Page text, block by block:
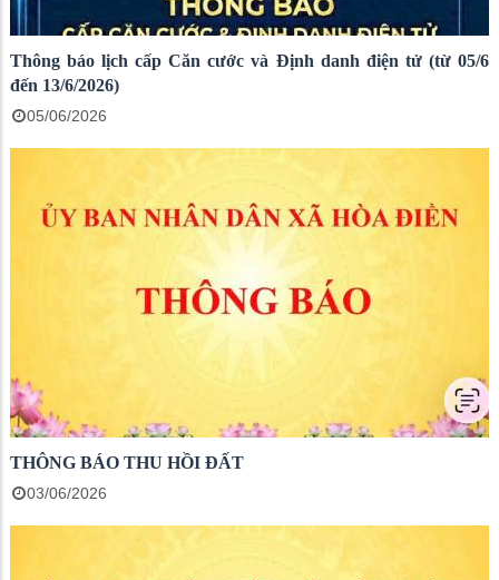
Thông báo lịch cấp Căn cước và Định danh điện tử (từ 05/6
đến 13/6/2026)
05/06/2026
THÔNG BÁO THU HỒI ĐẤT
03/06/2026